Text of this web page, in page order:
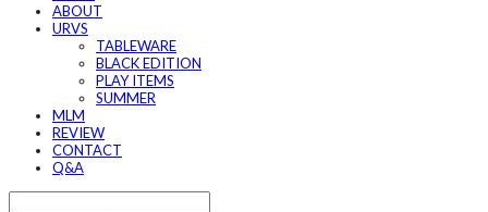
ABOUT
URVS
TABLEWARE
BLACK EDITION
PLAY ITEMS
SUMMER
MLM
REVIEW
CONTACT
Q&A